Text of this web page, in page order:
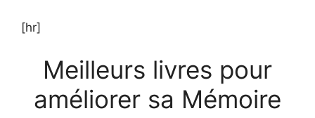
[hr]
Meilleurs livres pour
améliorer sa Mémoire